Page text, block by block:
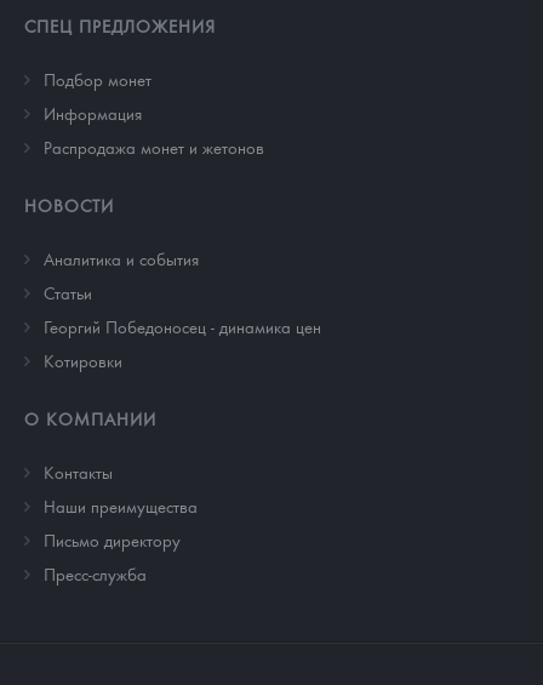
СПЕЦ ПРЕДЛОЖЕНИЯ
Подбор монет
Информация
Распродажа монет и жетонов
НОВОСТИ
Аналитика и события
Cтатьи
Георгий Победоносец - динамика цен
Котировки
О КОМПАНИИ
Контакты
Наши преимущества
Письмо директору
Пресс-служба